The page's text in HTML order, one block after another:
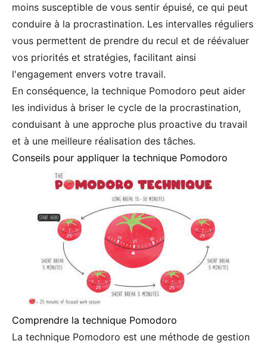
moins susceptible de vous sentir épuisé, ce qui peut
conduire à la procrastination. Les intervalles réguliers
vous permettent de prendre du recul et de réévaluer
vos priorités et stratégies, facilitant ainsi
l'engagement envers votre travail.
En conséquence, la technique Pomodoro peut aider
les individus à briser le cycle de la procrastination,
conduisant à une approche plus proactive du travail
et à une meilleure réalisation des tâches.
Conseils pour appliquer la technique Pomodoro
Comprendre la technique Pomodoro
La technique Pomodoro est une méthode de gestion